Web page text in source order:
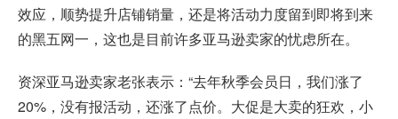
效应，顺势提升店铺销量，还是将活动力度留到即将到来
的黑五网一，这也是目前许多亚马逊卖家的忧虑所在。
资深亚马逊卖家老张表示：“去年秋季会员日，我们涨了
20%，没有报活动，还涨了点价。大促是大卖的狂欢，小